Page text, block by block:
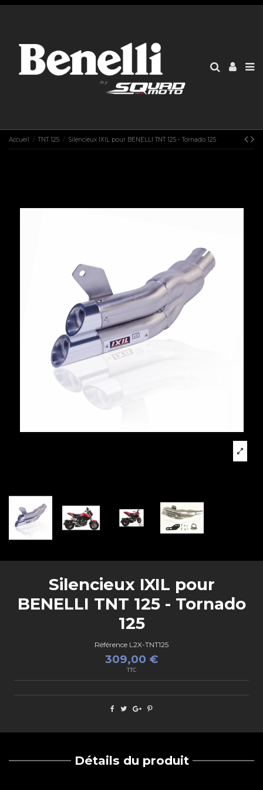
Accueil TNT 125 Silencieux IXIL pour BENELLI TNT 125 - Tornado 125
Silencieux IXIL pour
BENELLI TNT 125 - Tornado
125
Référence L2X-TNT125
309,00 €
TTC
Détails du produit